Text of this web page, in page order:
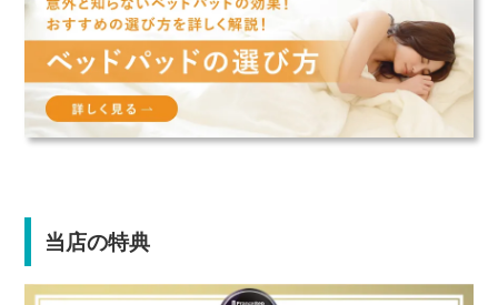
当店の特典